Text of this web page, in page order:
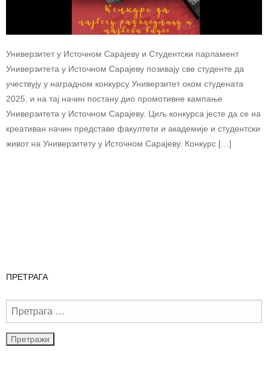
Универзитет у Источном Сарајеву и Студентски парламент
Универзитета у Источном Сарајеву позивају све студенте да
учествују у наградном конкурсу Универзитет оком студената
2025. и на тај начин постану дио промотивне кампање
Универзитета у Источном Сарајеву. Циљ конкурса јесте да се на
креативан начин представе факултети и академије и студентски
живот на Универзитету у Источном Сарајеву. Конкурс […]
ПРЕТРАГА